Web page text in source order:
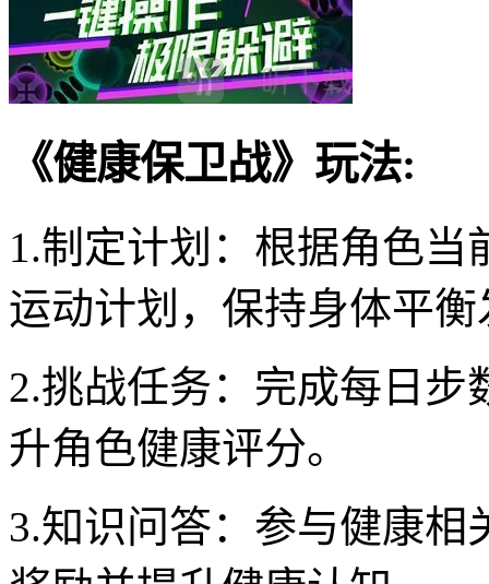
《健康保卫战》玩法:
1.制定计划：根据角色
运动计划，保持身体平衡
2.挑战任务：完成每日
升角色健康评分。
3.知识问答：参与健康